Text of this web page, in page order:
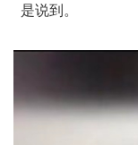
是说到。